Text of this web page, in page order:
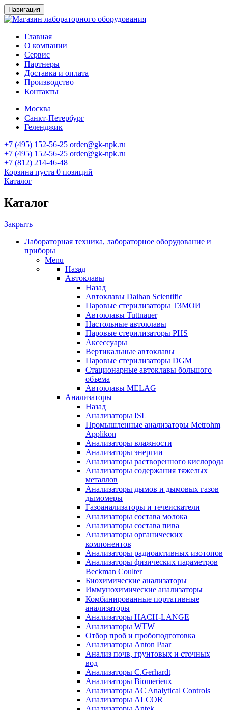
Навигация
Главная
О компании
Сервис
Партнеры
Доставка и оплата
Производство
Контакты
Москва
Санкт-Петербург
Геленджик
+7 (495) 152-56-25 order@gk-npk.ru
+7 (495) 152-56-25 order@gk-npk.ru
+7 (812) 214-46-48
Корзина пуста 0 позиций
Каталог
Каталог
Закрыть
Лабораторная техника, лабораторное оборудование и
приборы
Menu
Назад
Автоклавы
Назад
Автоклавы Daihan Scientific
Паровые стерилизаторы ТЗМОИ
Автоклавы Tuttnauer
Наcтольные автоклавы
Паровые стерилизаторы PHS
Аксессуары
Вертикальные автоклавы
Паровые стерилизаторы DGM
Стационарные автоклавы большого
объема
Автоклавы MELAG
Анализаторы
Назад
Анализаторы ISL
Промышленные анализаторы Metrohm
Applikon
Анализаторы влажности
Анализаторы энергии
Анализаторы растворенного кислорода
Анализаторы содержания тяжелых
металлов
Анализаторы дымов и дымовых газов
дымомеры
Газоанализаторы и течеискатели
Анализаторы состава молока
Анализаторы состава пива
Анализаторы органических
компонентов
Анализаторы радиоактивных изотопов
Анализаторы физических параметров
Beckman Coulter
Биохимические анализаторы
Иммунохимические анализаторы
Комбинированные портативные
анализаторы
Анализаторы HACH-LANGE
Анализаторы WTW
Отбор проб и пробоподготовка
Анализаторы Anton Paar
Анализ почв, грунтовых и сточных
вод
Анализаторы C.Gerhardt
Анализаторы Biomerieux
Анализаторы AC Analytical Controls
Анализаторы ALCOR